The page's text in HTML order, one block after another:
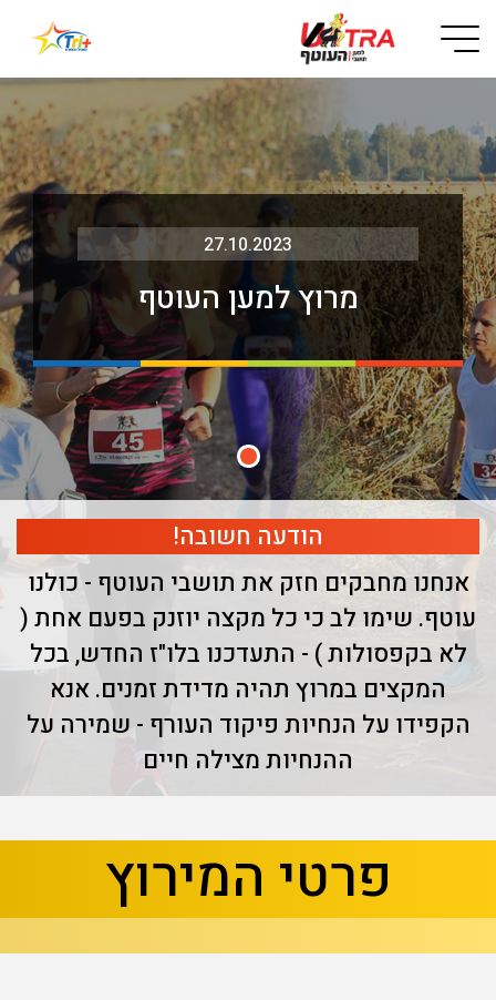
Button used only for devices with a small screen
27.10.2023
מרוץ למען העוטף
הודעה חשובה!
אנחנו מחבקים חזק את תושבי העוטף - כולנו
עוטף. שימו לב כי כל מקצה יוזנק בפעם אחת (
לא בקפסולות ) - התעדכנו בלו"ז החדש, בכל
המקצים במרוץ תהיה מדידת זמנים. אנא
הקפידו על הנחיות פיקוד העורף - שמירה על
ההנחיות מצילה חיים
פרטי המירוץ